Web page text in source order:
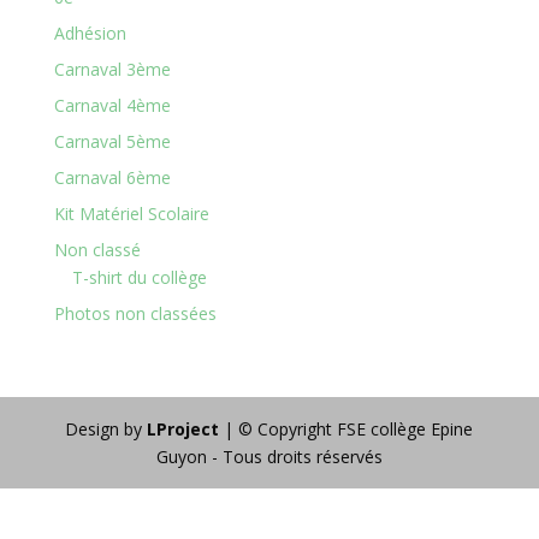
Adhésion
Carnaval 3ème
Carnaval 4ème
Carnaval 5ème
Carnaval 6ème
Kit Matériel Scolaire
Non classé
T-shirt du collège
Photos non classées
Design by LProject | © Copyright FSE collège Epine
Guyon - Tous droits réservés